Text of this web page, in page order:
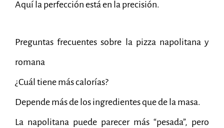
Aquí la perfección está en la precisión.
Preguntas frecuentes sobre la pizza napolitana y
romana
¿Cuál tiene más calorías?
Depende más de los ingredientes que de la masa.
La napolitana puede parecer más “pesada”, pero